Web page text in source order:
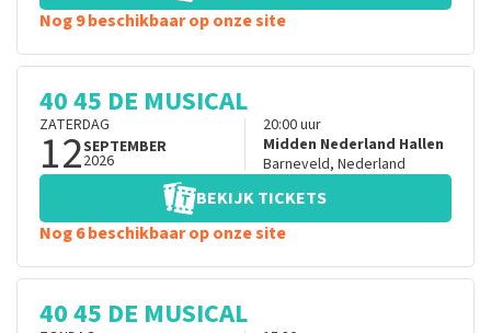
Nog 9 beschikbaar op onze site
40 45 DE MUSICAL
ZATERDAG
12SEPTEMBER
2026
20:00uur
Midden Nederland Hallen
Barneveld, Nederland
BEKIJK TICKETS
Nog 6 beschikbaar op onze site
40 45 DE MUSICAL